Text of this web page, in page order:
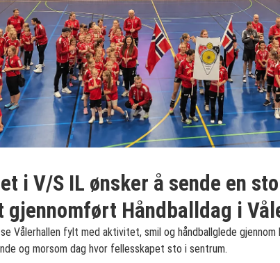
i V/S IL ønsker å sende en
gjennomført Håndballdag i
Vålerhallen fylt med aktivitet, smil og håndballglede
og morsom dag hvor fellesskapet sto i sentrum.